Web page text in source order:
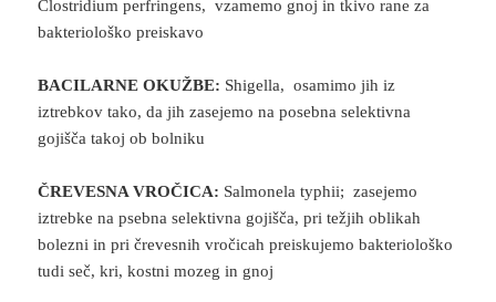
Clostridium perfringens, vzamemo gnoj in tkivo rane za
bakteriološko preiskavo
BACILARNE OKUŽBE: Shigella, osamimo jih iz
iztrebkov tako, da jih zasejemo na posebna selektivna
gojišča takoj ob bolniku
ČREVESNA VROČICA: Salmonela typhii; zasejemo
iztrebke na psebna selektivna gojišča, pri težjih oblikah
bolezni in pri črevesnih vročicah preiskujemo bakteriološko
tudi seč, kri, kostni mozeg in gnoj